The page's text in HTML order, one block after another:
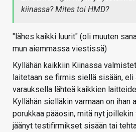
kiinassa? Mites toi HMD?
"lähes kaikki luurit" (oli muuten
mun aiemmassa viestissä)
Kyllähän kaikkiin Kiinassa
laitetaan se firmis siellä sisään, eli
varauksella lähteä kaikkien
Kyllähän sielläkin varmaan on ihan
porukkaa pääosin, mitä nyt
jäänyt testifirmikset sisään tai